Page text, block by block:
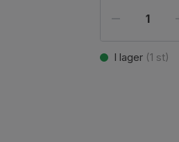
I lager (1 st)